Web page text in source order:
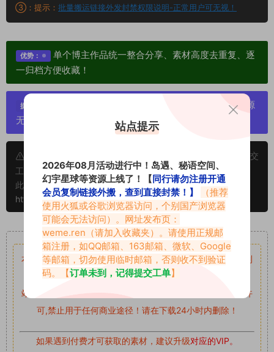
③：提示： 批量搬运链接外发封禁权限说明-正常用户可无视！
优势：
单个博主作品统一整合分享、素材高度去重复、逐
一归档方便收藏！
提示：
严禁搬运资源链接，一经发现封号处理，素材资源
无露点、需求请绕道，关闭本站网页！
申明：本文资源均来源网友分享，若侵犯了您的权限可以提交
工单处理。
此外本文章皆属于原创文章，转载请注明出处！原文链接：
https://vmiba.top/19370.html
重要声明
本站资源均来自网络分享，如有侵犯你的权益请私信留言
收到
留言后，我们会第一时间进行审核后删除。
站内资源为网友个人学习或测试研究使用，未经原版权作者许
可,禁止用于任何商业途径！请在下载24小时内删除！
如果遇到付费才可获取的素材，建议升级对应的VIP。
站点提示
2026年08月活动进行中！岛遇、秘语空间、
幻宇星球等资源上线了！【同行请勿注册开通
会员复制链接外搬，查到直接封禁！】
（推荐
使用火狐或谷歌浏览器访问，个别国产浏览器
可能会无法访问）。网址发布页：
weme.ren （请加入收藏夹）。请使用正规邮
箱注册，如QQ邮箱、163邮箱、微软、Google
等邮箱，切勿使用临时邮箱，否则收不到验证
码。【订单未到，记得提交工单】